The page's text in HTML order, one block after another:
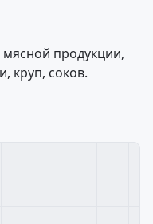
продукции,
круп, соков.